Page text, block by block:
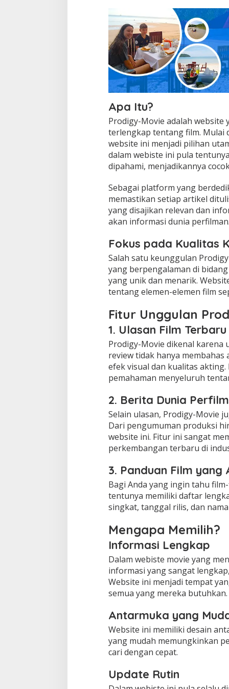
Apa Itu?
Prodigy-Movie adalah
terlengkap tentang film. Mulai
website ini menjadi pilihan
dalam webiste ini pula
dipahami, menjadikannya
Sebagai platform yang
memastikan setiap artikel
yang disajikan relevan dan
akan informasi dunia perfilman.
Fokus pada Kualitas
Salah satu keunggulan
yang berpengalaman di
yang unik dan menarik.
tentang elemen-elemen film
Fitur Unggulan
1. Ulasan Film Terbaru
Prodigy-Movie dikenal karena
review tidak hanya
efek visual dan kualitas
pemahaman menyeluruh
2. Berita Dunia
Selain ulasan, Prodigy-Movie
Dari pengumuman produksi
website ini. Fitur ini sangat
perkembangan terbaru di
3. Panduan Film yang
Bagi Anda yang ingin tahu
tentunya memiliki daftar
singkat, tanggal rilis, dan
Mengapa Memilih?
Informasi Lengkap
Dalam webiste movie yang
informasi yang sangat
Website ini menjadi tempat
semua yang mereka butuhkan.
Antarmuka yang
Website ini memiliki desain
yang mudah memungkinkan
cari dengan cepat.
Update Rutin